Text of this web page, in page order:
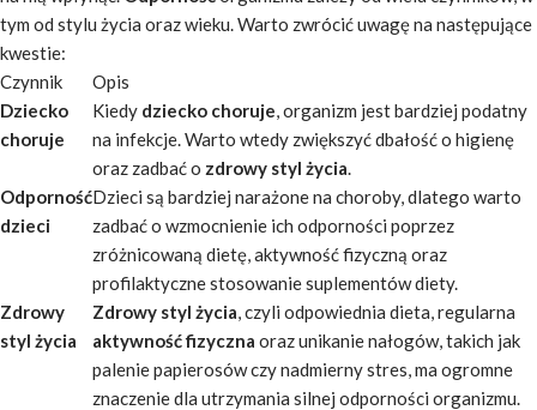
tym od stylu życia oraz wieku. Warto zwrócić uwagę na następujące
kwestie:
Czynnik
Opis
Dziecko
choruje
Kiedy dziecko choruje, organizm jest bardziej podatny
na infekcje. Warto wtedy zwiększyć dbałość o higienę
oraz zadbać o zdrowy styl życia.
Odporność
dzieci
Dzieci są bardziej narażone na choroby, dlatego warto
zadbać o wzmocnienie ich odporności poprzez
zróżnicowaną dietę, aktywność fizyczną oraz
profilaktyczne stosowanie suplementów diety.
Zdrowy
styl życia
Zdrowy styl życia, czyli odpowiednia dieta, regularna
aktywność fizyczna oraz unikanie nałogów, takich jak
palenie papierosów czy nadmierny stres, ma ogromne
znaczenie dla utrzymania silnej odporności organizmu.